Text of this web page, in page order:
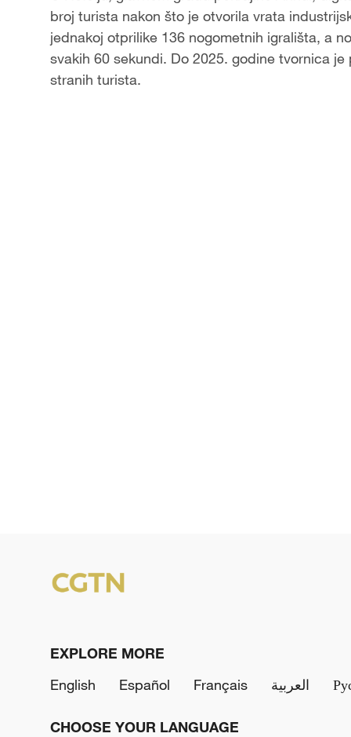
a
y
broj turista nakon što je otvorila vrata
jednakoj otprilike 136 nogometnih igrališta, a
svakih 60 sekundi. Do 2025. godine tvornica
stranih turista.
EXPLORE MORE
English
Español Français العربية
CHOOSE YOUR LANGUAGE